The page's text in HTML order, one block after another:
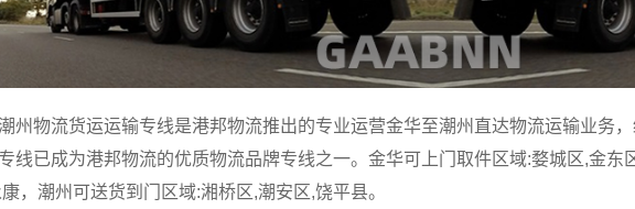
州物流货运运输专线是港邦物流推出的专业运营金华至潮州直达物流运输业务
线已成为港邦物流的优质物流品牌专线之一。金华可上门取件区域:婺城区,金东
，潮州可送货到门区域:湘桥区,潮安区,饶平县。